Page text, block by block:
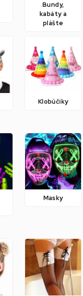
Bundy,
kabáty a
plášte
Klobúčiky
Masky